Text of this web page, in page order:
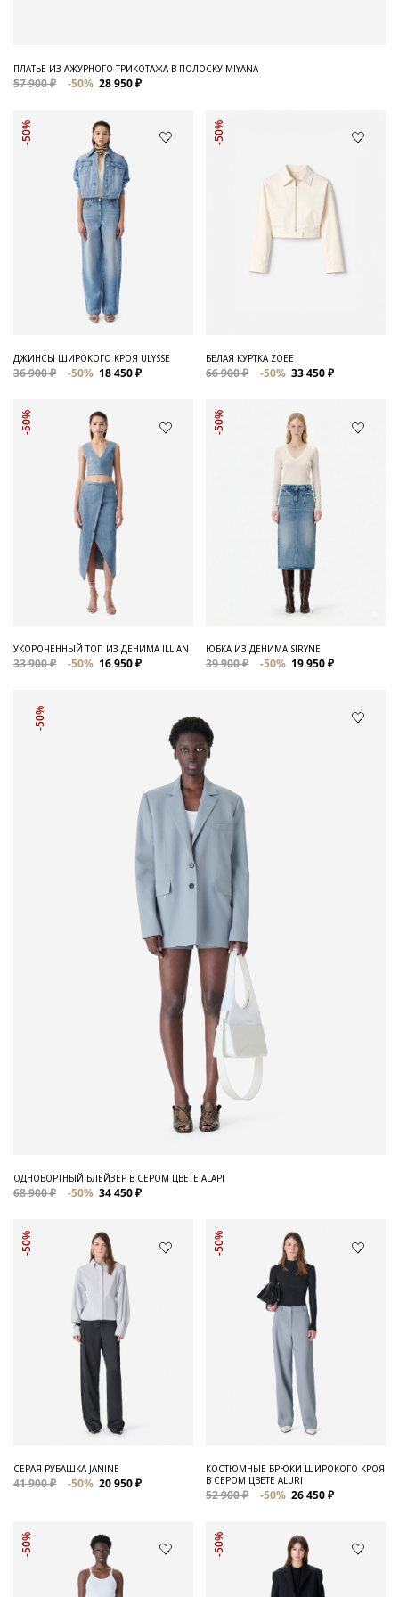
ПЛАТЬЕ ИЗ АЖУРНОГО ТРИКОТАЖА В ПОЛОСКУ MIYANA
57 900 ₽ -50% 28 950 ₽
-50%
ДЖИНСЫ ШИРОКОГО КРОЯ ULYSSE
36 900 ₽ -50% 18 450 ₽
-50%
БЕЛАЯ КУРТКА ZOEE
66 900 ₽ -50% 33 450 ₽
-50%
УКОРОЧЕННЫЙ ТОП ИЗ ДЕНИМА ILLIAN
33 900 ₽ -50% 16 950 ₽
-50%
ЮБКА ИЗ ДЕНИМА SIRYNE
39 900 ₽ -50% 19 950 ₽
-50%
ОДНОБОРТНЫЙ БЛЕЙЗЕР В СЕРОМ ЦВЕТЕ ALAPI
68 900 ₽ -50% 34 450 ₽
-50%
СЕРАЯ РУБАШКА JANINE
41 900 ₽ -50% 20 950 ₽
-50%
КОСТЮМНЫЕ БРЮКИ ШИРОКОГО КРОЯ
В СЕРОМ ЦВЕТЕ ALURI
52 900 ₽ -50% 26 450 ₽
-50% -50%